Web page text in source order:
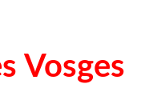
Vosges